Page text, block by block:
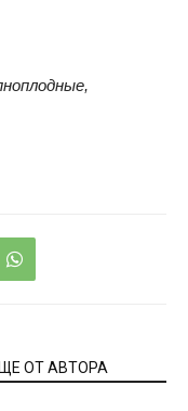
ОТ АВТОРА